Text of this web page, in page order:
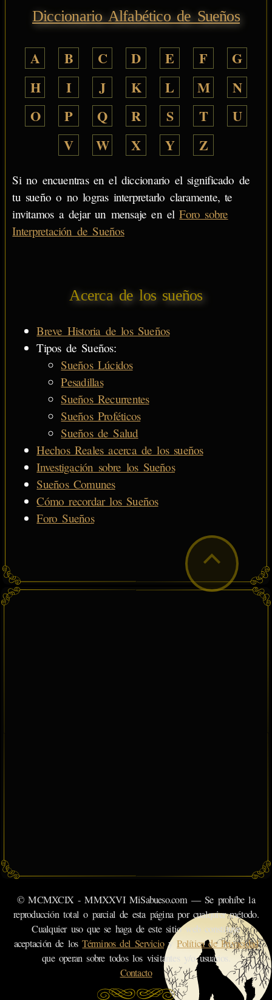
Diccionario Alfabético de Sueños
A B C D E F
G
H
I J K L M
N
O
P Q R S T
U
V
W X Y Z
Si no encuentras en el diccionario el significado de
tu sueño o no logras interpretarlo claramente, te
invitamos a dejar un mensaje en elForo sobre
Interpretación de Sueños
Acerca de los sueños
Breve Historia de los Sueños
Tipos de Sueños:
Sueños Lúcidos
Pesadillas
Sueños Recurrentes
Sueños Proféticos
Sueños de Salud
Hechos Reales acerca de los sueños
Investigación sobre los Sueños
Sueños Comunes
Cómo recordar los Sueños
Foro Sueños
© MCMXCIX - MMXXVI MiSabueso.com — Se prohíbe la
reproducción total o parcial de esta página por cualquier método.
Cualquier uso que se haga de este sitio web constituye
aceptación de losTérminos del ServicioyPolítica de Privacidad
que operan sobre todos los visitantes y/o usuarios.
Contacto